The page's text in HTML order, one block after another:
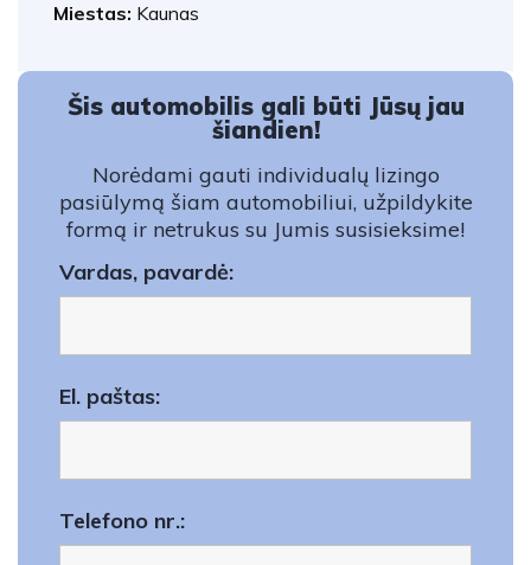
Miestas: Kaunas
Šis automobilis gali būti Jūsų jau
šiandien!
Norėdami gauti individualų lizingo
pasiūlymą šiam automobiliui, užpildykite
formą ir netrukus su Jumis susisieksime!
Vardas, pavardė:
El. paštas:
Telefono nr.: